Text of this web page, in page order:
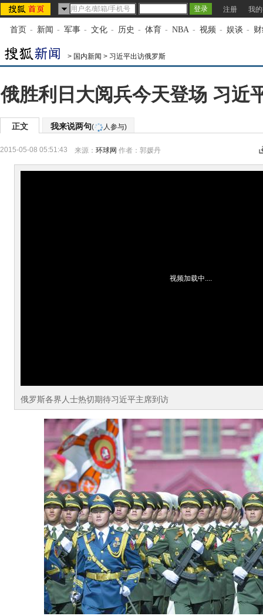
注册 我
首页 - 新闻 - 军事 - 文化 - 历史 - 体育 - NBA - 视频 - 娱谈 -
> 国内新闻 > 习近平出访俄罗斯
俄胜利日大阅兵今天登场 习近
正文 我来说两句( 人参与)
2015-05-08 05:51:43 来源： 环球网 作者：郭媛丹
视频加载中....
俄罗斯各界人士热切期待习近平主席到访